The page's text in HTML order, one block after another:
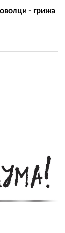
- грижа